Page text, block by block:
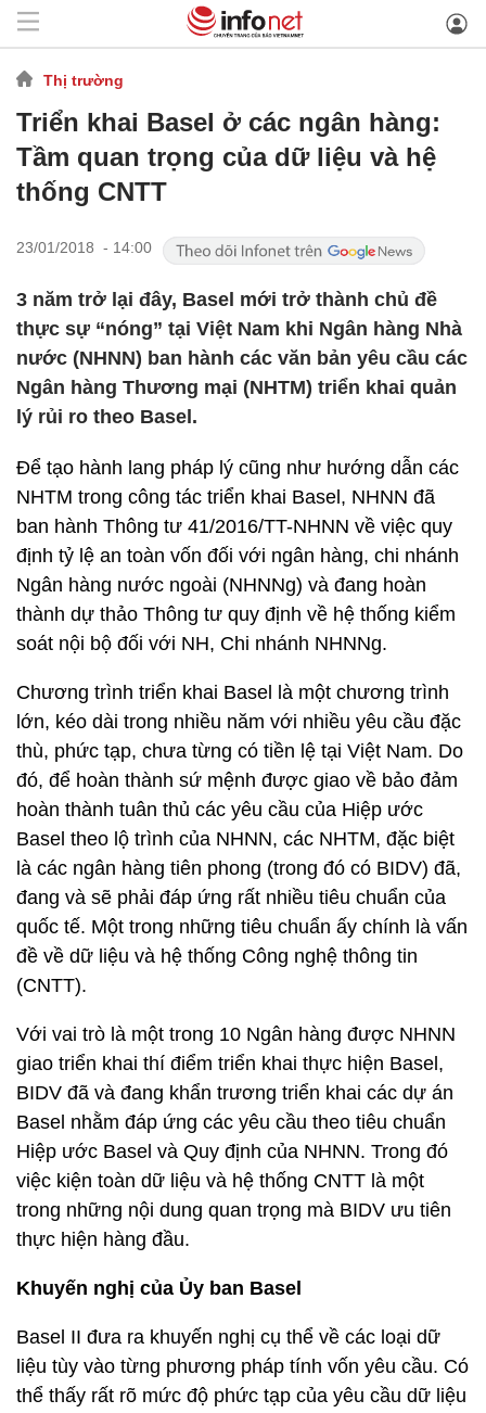
Thị trường
Triển khai Basel ở các ngân hàng:
Tầm quan trọng của dữ liệu và hệ
thống CNTT
23/01/2018 - 14:00
3 năm trở lại đây, Basel mới trở thành chủ đề
thực sự “nóng” tại Việt Nam khi Ngân hàng Nhà
nước (NHNN) ban hành các văn bản yêu cầu các
Ngân hàng Thương mại (NHTM) triển khai quản
lý rủi ro theo Basel.
Để tạo hành lang pháp lý cũng như hướng dẫn các
NHTM trong công tác triển khai Basel, NHNN đã
ban hành Thông tư 41/2016/TT-NHNN về việc quy
định tỷ lệ an toàn vốn đối với ngân hàng, chi nhánh
Ngân hàng nước ngoài (NHNNg) và đang hoàn
thành dự thảo Thông tư quy định về hệ thống kiểm
soát nội bộ đối với NH, Chi nhánh NHNNg.
Chương trình triển khai Basel là một chương trình
lớn, kéo dài trong nhiều năm với nhiều yêu cầu đặc
thù, phức tạp, chưa từng có tiền lệ tại Việt Nam. Do
đó, để hoàn thành sứ mệnh được giao về bảo đảm
hoàn thành tuân thủ các yêu cầu của Hiệp ước
Basel theo lộ trình của NHNN, các NHTM, đặc biệt
là các ngân hàng tiên phong (trong đó có BIDV) đã,
đang và sẽ phải đáp ứng rất nhiều tiêu chuẩn của
quốc tế. Một trong những tiêu chuẩn ấy chính là vấn
đề về dữ liệu và hệ thống Công nghệ thông tin
(CNTT).
Với vai trò là một trong 10 Ngân hàng được NHNN
giao triển khai thí điểm triển khai thực hiện Basel,
BIDV đã và đang khẩn trương triển khai các dự án
Basel nhằm đáp ứng các yêu cầu theo tiêu chuẩn
Hiệp ước Basel và Quy định của NHNN. Trong đó
việc kiện toàn dữ liệu và hệ thống CNTT là một
trong những nội dung quan trọng mà BIDV ưu tiên
thực hiện hàng đầu.
Khuyến nghị của Ủy ban Basel
Basel II đưa ra khuyến nghị cụ thể về các loại dữ
liệu tùy vào từng phương pháp tính vốn yêu cầu. Có
thể thấy rất rõ mức độ phức tạp của yêu cầu dữ liệu